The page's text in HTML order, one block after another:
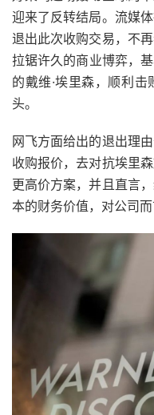
迎来了反转结局。流媒
退出此次收购交易，不
拉锯许久的商业博弈，
的戴维·埃里森，顺利
头。
网飞方面给出的退出理
收购报价，去对抗埃里
更高价方案，并且直言
本的财务价值，对公司而